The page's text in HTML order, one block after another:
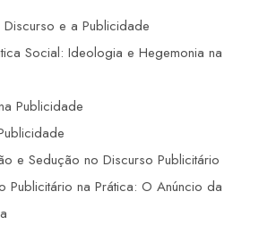
e a Publicidade
Social: Ideologia e Hegemonia na
Publicidade
e Sedução no Discurso Publicitário
Publicitário na Prática: O Anúncio da